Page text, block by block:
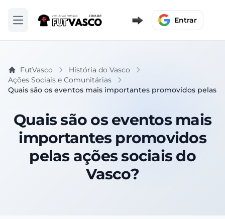
Abrir menu Entrar
FutVasco
História do Vasco
Ações Sociais e Comunitárias
Quais são os eventos mais importantes promovidos pelas
Quais são os eventos mais
importantes promovidos
pelas ações sociais do
Vasco?